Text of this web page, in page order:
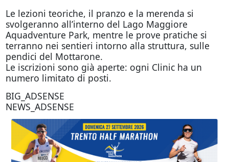
Le lezioni teoriche, il pranzo e la merenda si
svolgeranno all’interno del Lago Maggiore
Aquadventure Park, mentre le prove pratiche si
terranno nei sentieri intorno alla struttura, sulle
pendici del Mottarone.
Le iscrizioni sono già aperte: ogni Clinic ha un
numero limitato di posti.
BIG_ADSENSE
NEWS_ADSENSE